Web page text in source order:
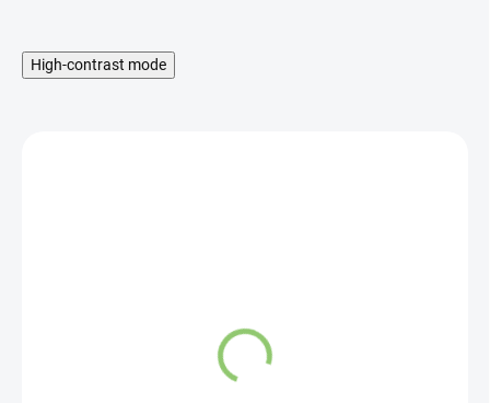
High-contrast mode
PATANJALI Krém proti